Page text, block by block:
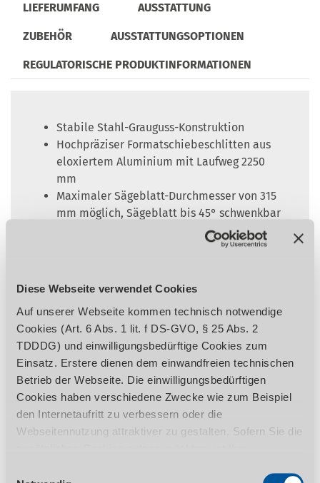
Diese Webseite verwendet Cookies
Auf unserer Webseite kommen technisch notwendige
Cookies (Art. 6 Abs. 1 lit. f DS-GVO, § 25 Abs. 2
TDDDG) und einwilligungsbedürftige Cookies zum
Einsatz. Erstere dienen dem einwandfreien technischen
Betrieb der Webseite. Die einwilligungsbedürftigen
Cookies haben verschiedene Zwecke wie zum Beispiel
den Internetaufritt zu verbessern oder die
Webseitennutzung attraktiver zu gestalten. Sofern Sie die
LIEFERUMFANG AUSSTATTUNG
ZUBEHÖR AUSSTATTUNGSOPTIONEN
REGULATORISCHE PRODUKTINFORMATIONEN
Stabile Stahl-Grauguss-Konstruktion
Hochpräziser Formatschiebeschlitten aus
eloxiertem Aluminium mit Laufweg 2250
mm
Maximaler Sägeblatt-Durchmesser von 315
mm möglich, Sägeblatt bis 45° schwenkbar
Großer Besäumrahmen (960 x 600 mm) mit
bis 2660 mm ausziehbarem Aluminium-
Stark verrippte Abricht-Arbeitstische aus
für jahrzehntelange Stabilität und Planheit
Schrägverzahnte Stahleinzugswalze für
gleichmäßigen Materialeinzug
Drei Fräsgeschwindigkeiten, manuell
einstellbar
Frässpindel mit Rechts-Linkslauf
Drei unabhängige Industriemotoren
Mit abschließbarem Hauptschalter,